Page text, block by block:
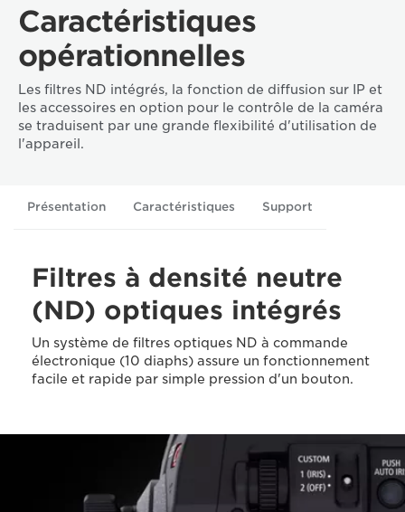
Caractéristiques
opérationnelles
Les filtres ND intégrés, la fonction de diffusion sur IP et
les accessoires en option pour le contrôle de la caméra
se traduisent par une grande flexibilité d'utilisation de
l'appareil.
Présentation Caractéristiques Support
Filtres à densité neutre
(ND) optiques intégrés
Un système de filtres optiques ND à commande
électronique (10 diaphs) assure un fonctionnement
facile et rapide par simple pression d'un bouton.